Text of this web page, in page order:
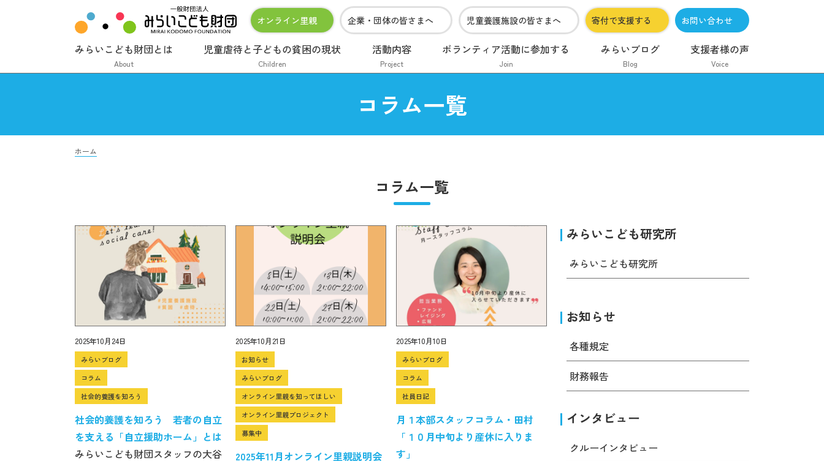
オンライン里親 企業・団体の皆さまへ 児童養護施設の皆さまへ 寄付で支援する お問い合わせ
みらいこども財団とは
About
児童虐待と子どもの貧困の現状
Children
活動内容
Project
ボランティア活動に参加する
Join
みらいブログ
Blog
支援者様の声
Voice
コラム一覧
ホーム
コラム一覧
2025年10月24日
みらいブログ
コラム
社会的養護を知ろう
社会的養護を知ろう 若者の自立
を支える「自立援助ホーム」とは
みらいこども財団スタッフの大谷
2025年10月21日
お知らせ
みらいブログ
オンライン里親を知ってほしい
オンライン里親プロジェクト
募集中
2025年11月オンライン里親説明会
2025年10月10日
みらいブログ
コラム
社員日記
月１本部スタッフコラム・田村
「１０月中旬より産休に入りま
す」
みらいこども研究所
みらいこども研究所
お知らせ
各種規定
財務報告
インタビュー
クルーインタビュー